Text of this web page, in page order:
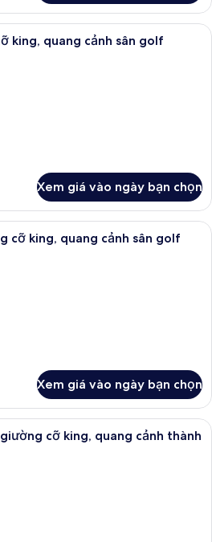
Bộ đồ giường cao cấp, nệm Select
king, quang cảnh sân golf
Xem giá vào ngày bạn chọn
Bộ đồ giường cao cấp, nệm Select
cỡ king, quang cảnh sân golf
Xem giá vào ngày bạn chọn
Bộ đồ giường cao cấp, nệm Select
cỡ king, quang cảnh thành